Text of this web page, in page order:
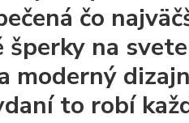
čo
šperky na
moderný
to robí